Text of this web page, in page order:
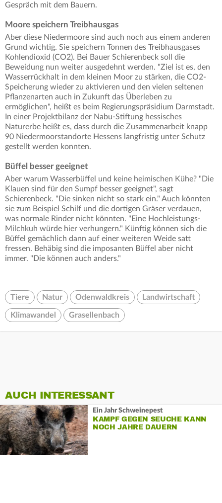
Gespräch mit dem Bauern.
Moore speichern Treibhausgas
Aber diese Niedermoore sind auch noch aus einem anderen
Grund wichtig. Sie speichern Tonnen des Treibhausgases
Kohlendioxid (CO2). Bei Bauer Schierenbeck soll die
Beweidung nun weiter ausgedehnt werden. "Ziel ist es, den
Wasserrückhalt in dem kleinen Moor zu stärken, die CO2-
Speicherung wieder zu aktivieren und den vielen seltenen
Pflanzenarten auch in Zukunft das Überleben zu
ermöglichen", heißt es beim Regierungspräsidium Darmstadt.
In einer Projektbilanz der Nabu-Stiftung hessisches
Naturerbe heißt es, dass durch die Zusammenarbeit knapp
90 Niedermoorstandorte Hessens langfristig unter Schutz
gestellt werden konnten.
Büffel besser geeignet
Aber warum Wasserbüffel und keine heimischen Kühe? "Die
Klauen sind für den Sumpf besser geeignet", sagt
Schierenbeck. "Die sinken nicht so stark ein." Auch könnten
sie zum Beispiel Schilf und die dortigen Gräser verdauen,
was normale Rinder nicht könnten. "Eine Hochleistungs-
Milchkuh würde hier verhungern." Künftig können sich die
Büffel gemächlich dann auf einer weiteren Weide satt
fressen. Behäbig sind die imposanten Büffel aber nicht
immer. "Die können auch anders."
Tiere Natur Odenwaldkreis Landwirtschaft
Klimawandel Grasellenbach
AUCH INTERESSANT
Ein Jahr Schweinepest
KAMPF GEGEN SEUCHE KANN
NOCH JAHRE DAUERN